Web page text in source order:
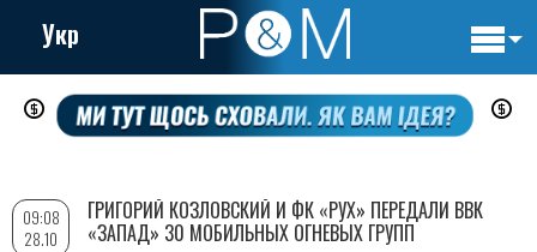
Перейти
содержанию
Укр
09:08
28.10
ГРИГОРИЙ КОЗЛОВСКИЙ И ФК «РУХ» ПЕРЕДАЛИ ВВК
«ЗАПАД» 30 МОБИЛЬНЫХ ОГНЕВЫХ ГРУПП